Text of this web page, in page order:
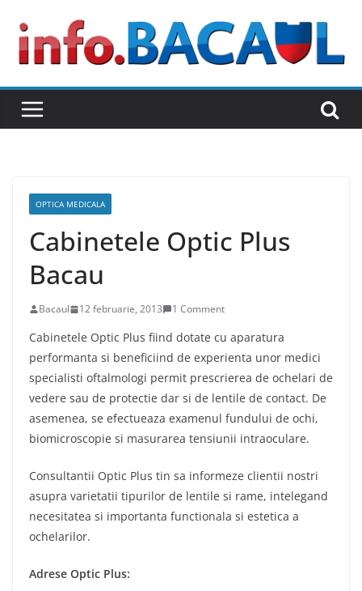
content
OPTICA MEDICALA
Cabinetele Optic Plus
Bacau
Bacaul 12 februarie, 2013 1 Comment
Cabinetele Optic Plus fiind dotate cu aparatura
performanta si beneficiind de experienta unor medici
specialisti oftalmologi permit prescrierea de ochelari de
vedere sau de protectie dar si de lentile de contact. De
asemenea, se efectueaza examenul fundului de ochi,
biomicroscopie si masurarea tensiunii intraoculare.
Consultantii Optic Plus tin sa informeze clientii nostri
asupra varietatii tipurilor de lentile si rame, intelegand
necesitatea si importanta functionala si estetica a
ochelarilor.
Adrese Optic Plus: